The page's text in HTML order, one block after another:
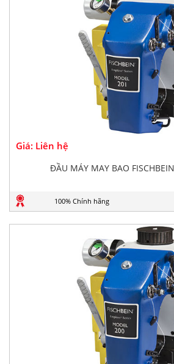
Giá: Liên hệ
ĐẦU MÁY MAY BAO
100% Chính hãng